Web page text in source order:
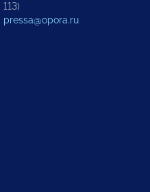
113)
pressa@opora.ru